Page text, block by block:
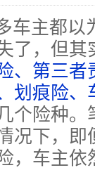
车主都以
了，但其
、第三者
划痕险
个险种。
况下，即
，车主